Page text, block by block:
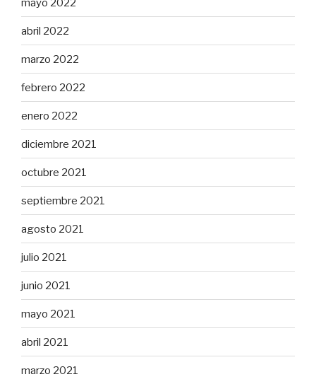
mayo 2022
abril 2022
marzo 2022
febrero 2022
enero 2022
diciembre 2021
octubre 2021
septiembre 2021
agosto 2021
julio 2021
junio 2021
mayo 2021
abril 2021
marzo 2021